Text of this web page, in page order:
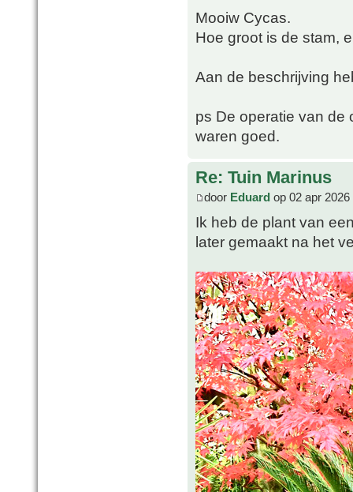
Mooiw Cycas.
Hoe groot is de stam,
Aan de beschrijving
ps De operatie van de
waren goed.
Re: Tuin Marinus
door Eduard op 02 apr 2026
Ik heb de plant van
later gemaakt na het